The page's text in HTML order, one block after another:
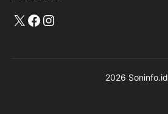
X Facebook
Instagram
2026 Soninfo.id